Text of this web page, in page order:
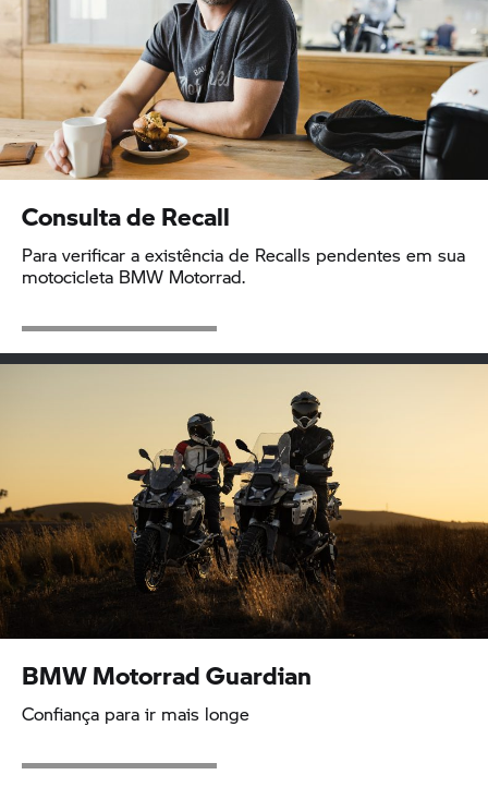
Consulta de Recall
Para verificar a existência de Recalls pendentes em sua
motocicleta BMW Motorrad.
BMW MotorradGuardian
Confiança para ir mais longe